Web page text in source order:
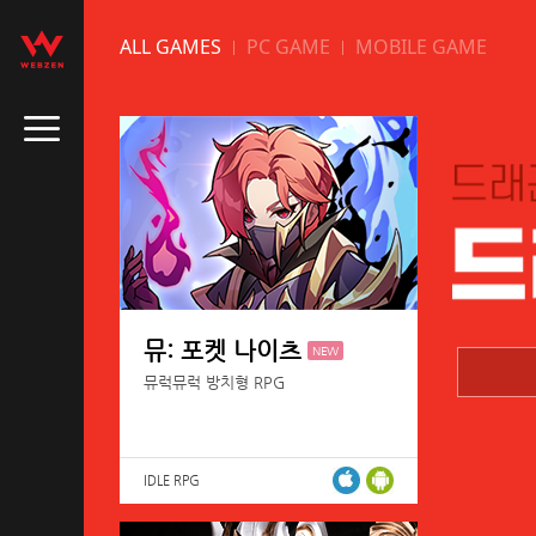
ALL GAMES PC GAME MOBILE GAME
뮤: 포켓 나이츠 NEW
뮤럭뮤럭 방치형 RPG
IDLE RPG